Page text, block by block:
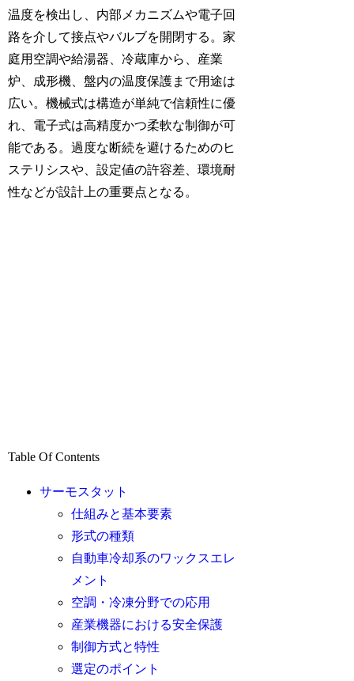
温度を検出し、内部メカニズムや電子回
路を介して接点やバルブを開閉する。家
庭用空調や給湯器、冷蔵庫から、産業
炉、成形機、盤内の温度保護まで用途は
広い。機械式は構造が単純で信頼性に優
れ、電子式は高精度かつ柔軟な制御が可
能である。過度な断続を避けるためのヒ
ステリシスや、設定値の許容差、環境耐
性などが設計上の重要点となる。
Table Of Contents
サーモスタット
仕組みと基本要素
形式の種類
自動車冷却系のワックスエレ
メント
空調・冷凍分野での応用
産業機器における安全保護
制御方式と特性
選定のポイント